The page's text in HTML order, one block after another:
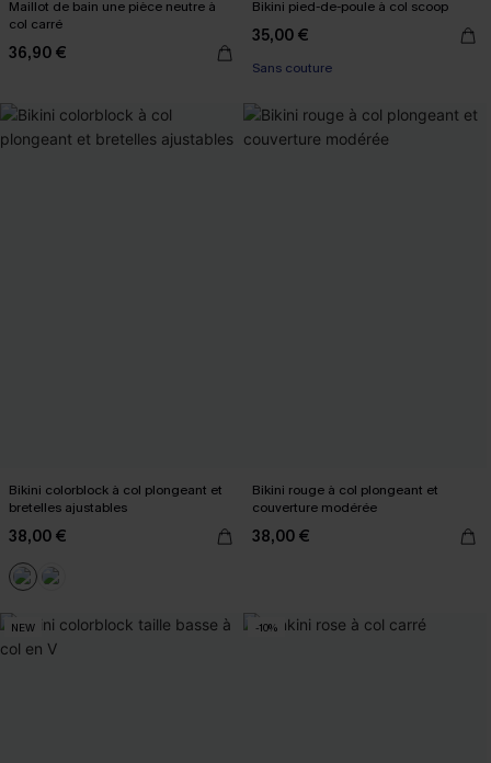
Maillot de bain une pièce neutre à
col carré
36,90 €
Bikini pied-de-poule à col scoop
35,00 €
Sans couture
Bikini colorblock à col plongeant et
bretelles ajustables
38,00 €
Bikini rouge à col plongeant et
couverture modérée
38,00 €
NEW -10%